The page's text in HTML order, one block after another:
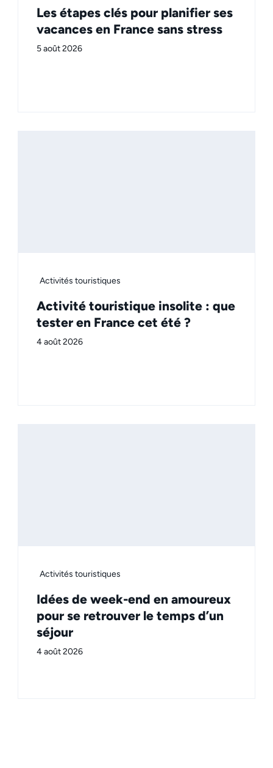
Les étapes clés pour planifier ses
vacances en France sans stress
5 août 2026
Activités touristiques
Activité touristique insolite : que
tester en France cet été ?
4 août 2026
Activités touristiques
Idées de week-end en amoureux
pour se retrouver le temps d’un
séjour
4 août 2026